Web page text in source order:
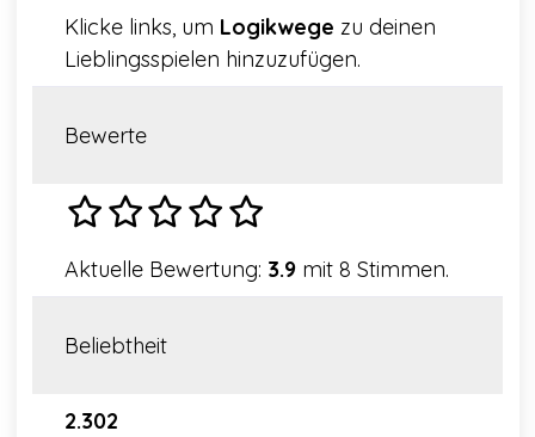
Klicke links, um Logikwege zu deinen
Lieblingsspielen hinzuzufügen.
Bewerte
Aktuelle Bewertung: 3.9 mit 8 Stimmen.
Beliebtheit
2.302